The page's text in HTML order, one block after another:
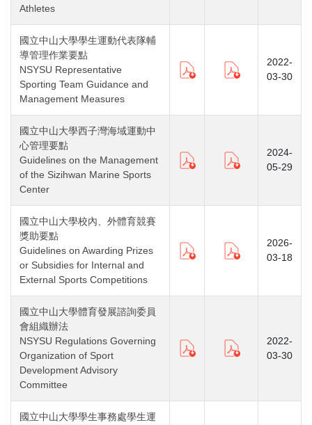
Athletes
國立中山大學學生運動代表隊輔
導管理作業要點
NSYSU Representative
Sporting Team Guidance and
Management Measures
2022-
03-30
國立中山大學西子灣海域運動中
心管理要點
Guidelines on the Management
of the Sizihwan Marine Sports
Center
2024-
05-29
國立中山大學校內、外體育競賽
獎助要點
Guidelines on Awarding Prizes
or Subsidies for Internal and
External Sports Competitions
2026-
03-18
國立中山大學體育發展諮詢委員
會組織辦法
NSYSU Regulations Governing
Organization of Sport
Development Advisory
Committee
2022-
03-30
國立中山大學學生事務處學生運